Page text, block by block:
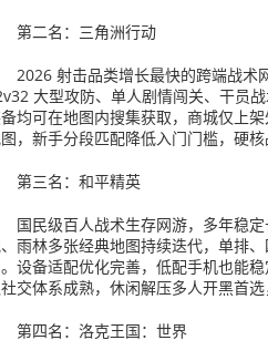
第二名：三角洲行动
2026 射击品类增长最快的跨端战术
大型攻防、单人剧情闯关、干员
均可在地图内搜集获取，商城仅上
，新手分段匹配降低入门门槛，硬
第三名：和平精英
国民级百人战术生存网游，多年稳
雨林多张经典地图持续迭代，单排
设备适配优化完善，低配手机也能
交体系成熟，休闲解压多人开黑首
第四名：洛克王国：世界